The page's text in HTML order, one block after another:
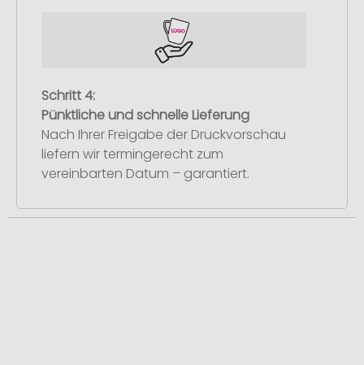
Schritt 4:
Pünktliche und schnelle Lieferung
Nach Ihrer Freigabe der Druckvorschau
liefern wir termingerecht zum
vereinbarten Datum – garantiert.